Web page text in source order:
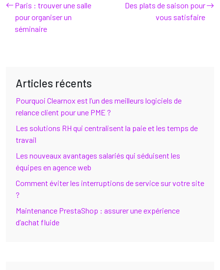
Paris : trouver une salle
pour organiser un
séminaire
Des plats de saison pour
vous satisfaire
Articles récents
Pourquoi Clearnox est l’un des meilleurs logiciels de
relance client pour une PME ?
Les solutions RH qui centralisent la paie et les temps de
travail
Les nouveaux avantages salariés qui séduisent les
équipes en agence web
Comment éviter les interruptions de service sur votre site
?
Maintenance PrestaShop : assurer une expérience
d’achat fluide